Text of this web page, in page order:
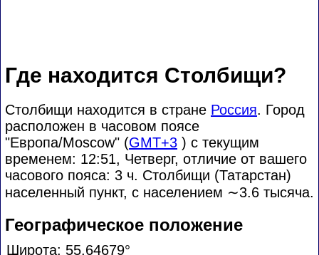
Где находится Столбищи?
Столбищи находится в стране Россия. Город
расположен в часовом поясе
"Европа/Moscow" (GMT+3 ) с текущим
временем: 12:51, Четверг, отличие от вашего
часового пояса: 3 ч. Столбищи (Татарстан)
населенный пункт, с населением ∼3.6 тысяча.
Географическое положение
Широта: 55.64679°